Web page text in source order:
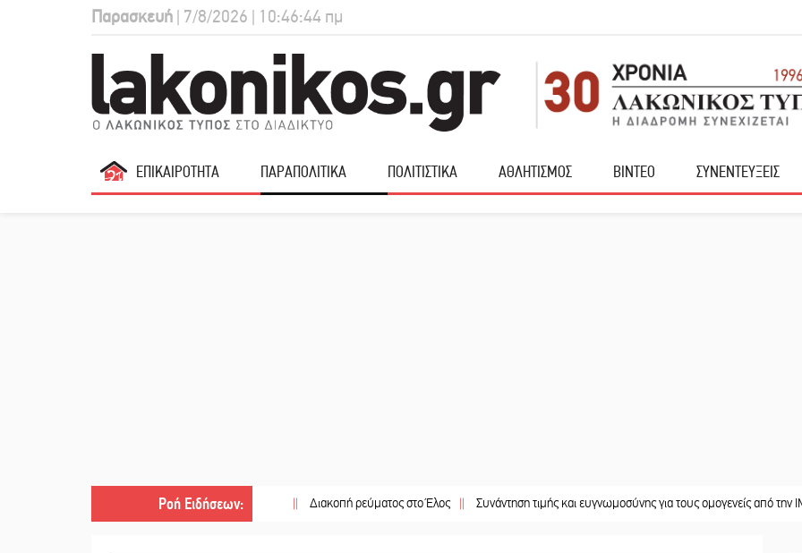
Παρασκευή | 7/8/2026 | 10:46:45 πμ
ΕΠΙΚΑΙΡΟΤΗΤΑ ΠΑΡΑΠΟΛΙΤΙΚΑ ΠΟΛΙΤΙΣΤΙΚΑ ΑΘΛΗΤΙΣΜΟΣ ΒΙΝΤΕΟ ΣΥΝΕΝΤΕΥΞΕΙΣ
Ροή Ειδήσεων: Διακοπή ρεύματος στο Έλος || Συνάντηση τιμής και ευγνωμοσύνης για τους ομογενείς από την ΙΜΜΣ ||